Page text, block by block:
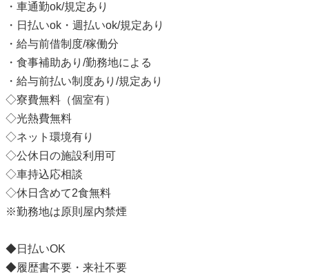
・車通勤ok/規定あり
・日払いok・週払いok/規定あり
・給与前借制度/稼働分
・食事補助あり/勤務地による
・給与前払い制度あり/規定あり
◇寮費無料（個室有）
◇光熱費無料
◇ネット環境有り
◇公休日の施設利用可
◇車持込応相談
◇休日含めて2食無料
※勤務地は原則屋内禁煙
◆日払いOK
◆履歴書不要・来社不要